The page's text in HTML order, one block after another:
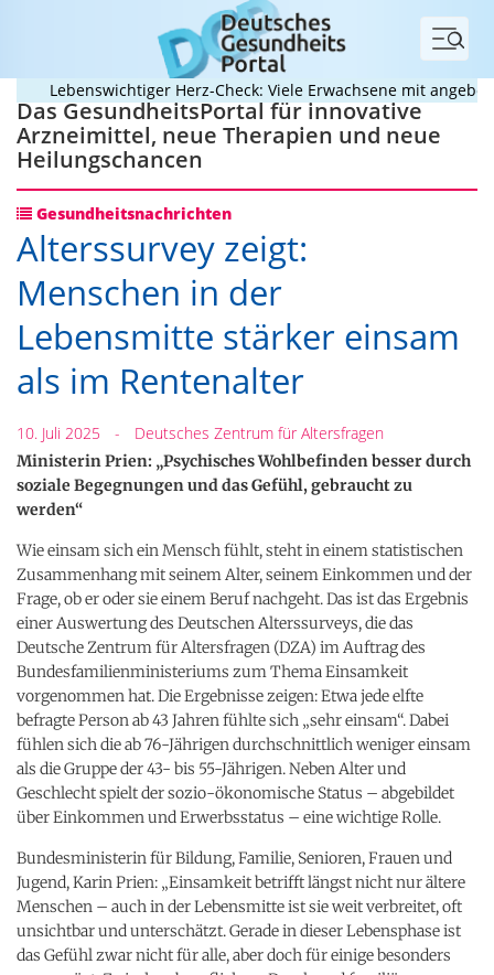
Menü
Lebenswichtiger Herz-Check: Viele Erwachsene mit
Das GesundheitsPortal für innovative
Arzneimittel, neue Therapien und neue
Heilungschancen
Gesundheitsnachrichten
Alterssurvey zeigt:
Menschen in der
Lebensmitte stärker einsam
als im Rentenalter
10. Juli 2025 - Deutsches Zentrum für Altersfragen
Ministerin Prien: „Psychisches Wohlbefinden besser durch
soziale Begegnungen und das Gefühl, gebraucht zu
werden“
Wie einsam sich ein Mensch fühlt, steht in einem statistischen
Zusammenhang mit seinem Alter, seinem Einkommen und der
Frage, ob er oder sie einem Beruf nachgeht. Das ist das Ergebnis
einer Auswertung des Deutschen Alterssurveys, die das
Deutsche Zentrum für Altersfragen (DZA) im Auftrag des
Bundesfamilienministeriums zum Thema Einsamkeit
vorgenommen hat. Die Ergebnisse zeigen: Etwa jede elfte
befragte Person ab 43 Jahren fühlte sich „sehr einsam“. Dabei
fühlen sich die ab 76-Jährigen durchschnittlich weniger einsam
als die Gruppe der 43- bis 55-Jährigen. Neben Alter und
Geschlecht spielt der sozio-ökonomische Status – abgebildet
über Einkommen und Erwerbsstatus – eine wichtige Rolle.
Bundesministerin für Bildung, Familie, Senioren, Frauen und
Jugend, Karin Prien: „Einsamkeit betrifft längst nicht nur ältere
Menschen – auch in der Lebensmitte ist sie weit verbreitet, oft
unsichtbar und unterschätzt. Gerade in dieser Lebensphase ist
das Gefühl zwar nicht für alle, aber doch für einige besonders